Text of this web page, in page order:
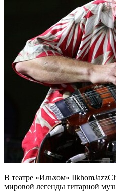
В театре «Ильхом»
мировой легенды гитарной